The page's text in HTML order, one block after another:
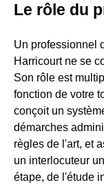
Le rôle du
Un professionnel
Harricourt ne se
Son rôle est
fonction de votre
conçoit un
démarches
règles de l'art, et
un interlocuteur
étape, de l'étude